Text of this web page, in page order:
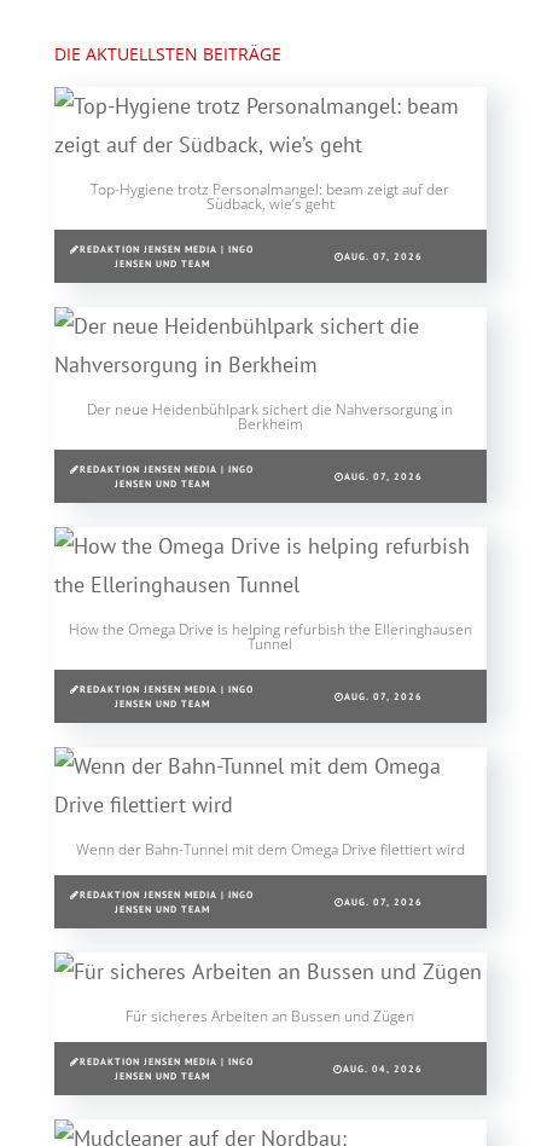
DIE AKTUELLSTEN BEITRÄGE
Top-Hygiene trotz Personalmangel: beam zeigt auf der
Südback, wie’s geht
REDAKTION JENSEN MEDIA | INGO
JENSEN UND TEAM
AUG. 07, 2026
Der neue Heidenbühlpark sichert die Nahversorgung in
Berkheim
REDAKTION JENSEN MEDIA | INGO
JENSEN UND TEAM
AUG. 07, 2026
How the Omega Drive is helping refurbish the Elleringhausen
Tunnel
REDAKTION JENSEN MEDIA | INGO
JENSEN UND TEAM
AUG. 07, 2026
Wenn der Bahn-Tunnel mit dem Omega Drive filettiert wird
REDAKTION JENSEN MEDIA | INGO
JENSEN UND TEAM
AUG. 07, 2026
Für sicheres Arbeiten an Bussen und Zügen
REDAKTION JENSEN MEDIA | INGO
JENSEN UND TEAM
AUG. 04, 2026